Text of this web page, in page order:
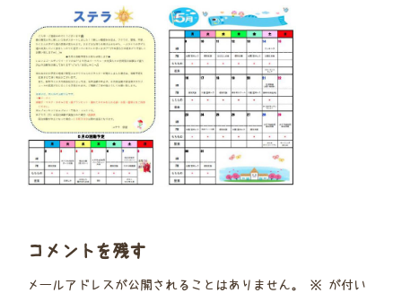
コメントを残す
メールアドレスが公開されることはありません。 ※ が付い